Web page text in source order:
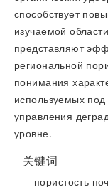
способствует
изучаемой
представляют
региональной
понимания
используемых
управления
уровне.
关键词
пористость